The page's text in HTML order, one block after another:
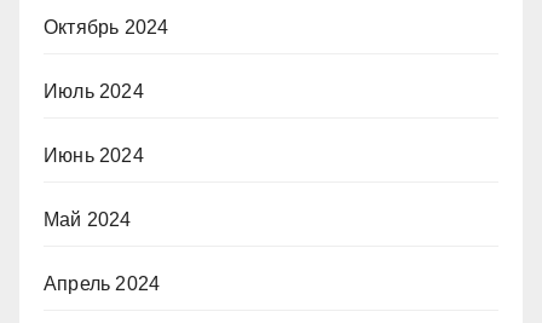
Октябрь 2024
Июль 2024
Июнь 2024
Май 2024
Апрель 2024